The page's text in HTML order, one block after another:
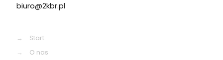
biuro@2kbr.pl
→
Start
→
O nas